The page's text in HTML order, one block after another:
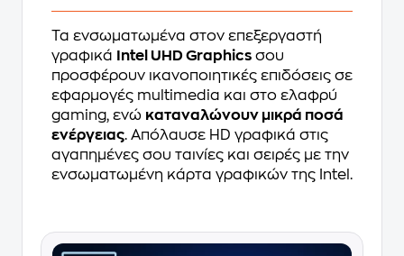
Τα ενσωματωμένα στον επεξεργαστή
γραφικά
Intel UHD Graphics σου
προσφέρουν ικανοποιητικές επιδόσεις σε
εφαρμογές multimedia και στο ελαφρύ
gaming, ενώ καταναλώνουν μικρά ποσά
ενέργειας. Απόλαυσε HD γραφικά στις
αγαπημένες σου ταινίες και σειρές με την
ενσωματωμένη κάρτα γραφικών της Intel.